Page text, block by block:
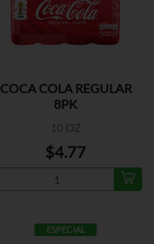
COCA COLA REGULAR
8PK
10 OZ
$4.77
ESPECIAL